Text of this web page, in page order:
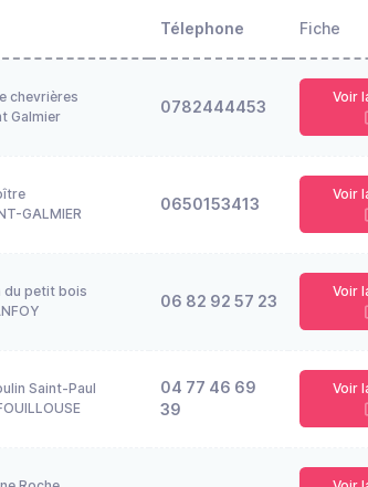
Télephone Fiche
chevrières
Galmier
0782444453
Voir
GALMIER
0650153413
Voir
du petit bois
06 82 92 57 23
Voir
Saint-Paul
04 77 46 69
39
Voir